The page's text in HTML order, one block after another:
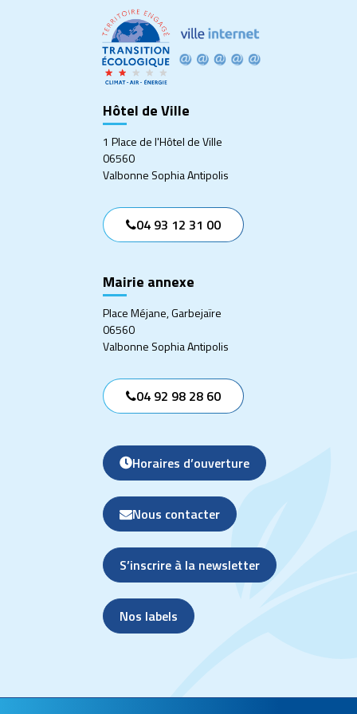
le
compte
Facebook
compte
Twitter
compte
Instagram
compte
Linkedin
Hôtel de Ville
1 Place de l'Hôtel de Ville
06560
Valbonne Sophia Antipolis
04 93 12 31 00
Mairie annexe
Place Méjane, Garbejaïre
06560
Valbonne Sophia Antipolis
04 92 98 28 60
Horaires d’ouverture
Nous contacter
S’inscrire à la newsletter
Nos labels